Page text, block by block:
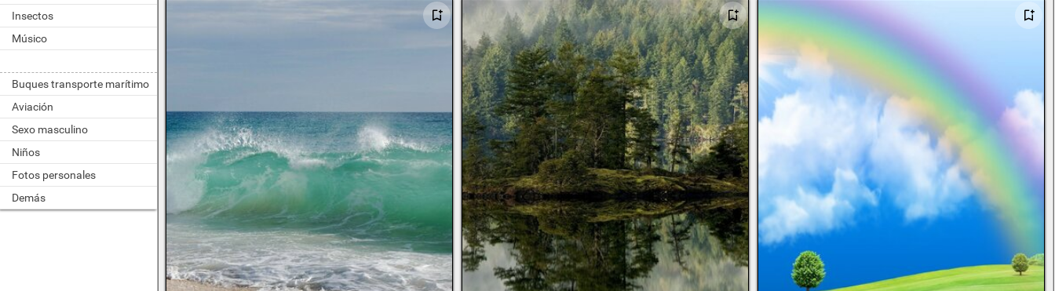
Insectos
Músico
Buques transporte marítimo
Aviación
Sexo masculino
Niños
Fotos personales
Demás